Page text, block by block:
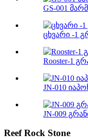
GS-001
ცხვარი -1
Rooster-1
JN-010
JN-009
Reef Rock Stone